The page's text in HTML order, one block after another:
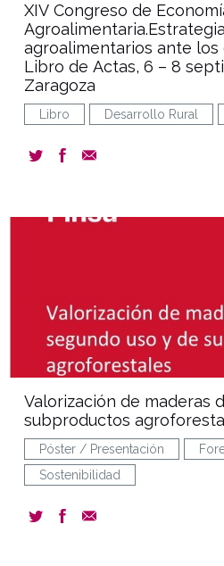
XIV Congreso de
agroalimentarios ante los
Libro de Actas, 6 – 8
Zaragoza
Libro Desarrollo Rural
Valorización de maderas
subproductos
Póster / Presentación
Sostenibilidad